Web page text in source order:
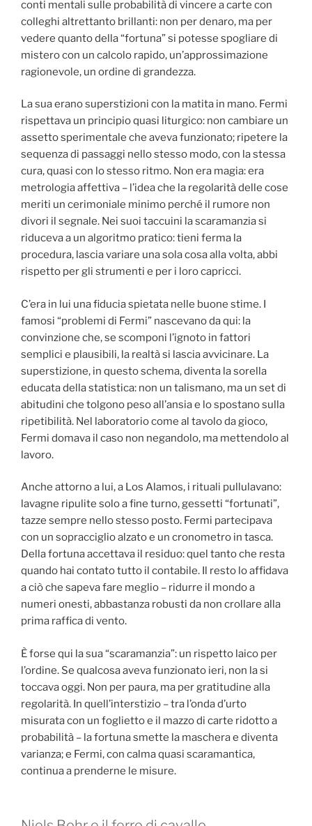
conti mentali sulle probabilità di vincere a carte con
colleghi altrettanto brillanti: non per denaro, ma per
vedere quanto della “fortuna” si potesse spogliare di
mistero con un calcolo rapido, un’approssimazione
ragionevole, un ordine di grandezza.
La sua erano superstizioni con la matita in mano. Fermi
rispettava un principio quasi liturgico: non cambiare un
assetto sperimentale che aveva funzionato; ripetere la
sequenza di passaggi nello stesso modo, con la stessa
cura, quasi con lo stesso ritmo. Non era magia: era
metrologia affettiva – l’idea che la regolarità delle cose
meriti un cerimoniale minimo perché il rumore non
divori il segnale. Nei suoi taccuini la scaramanzia si
riduceva a un algoritmo pratico: tieni ferma la
procedura, lascia variare una sola cosa alla volta, abbi
rispetto per gli strumenti e per i loro capricci.
C’era in lui una fiducia spietata nelle buone stime. I
famosi “problemi di Fermi” nascevano da qui: la
convinzione che, se scomponi l’ignoto in fattori
semplici e plausibili, la realtà si lascia avvicinare. La
superstizione, in questo schema, diventa la sorella
educata della statistica: non un talismano, ma un set di
abitudini che tolgono peso all’ansia e lo spostano sulla
ripetibilità. Nel laboratorio come al tavolo da gioco,
Fermi domava il caso non negandolo, ma mettendolo al
lavoro.
Anche attorno a lui, a Los Alamos, i rituali pullulavano:
lavagne ripulite solo a fine turno, gessetti “fortunati”,
tazze sempre nello stesso posto. Fermi partecipava
con un sopracciglio alzato e un cronometro in tasca.
Della fortuna accettava il residuo: quel tanto che resta
quando hai contato tutto il contabile. Il resto lo affidava
a ciò che sapeva fare meglio – ridurre il mondo a
numeri onesti, abbastanza robusti da non crollare alla
prima raffica di vento.
È forse qui la sua “scaramanzia”: un rispetto laico per
l’ordine. Se qualcosa aveva funzionato ieri, non la si
toccava oggi. Non per paura, ma per gratitudine alla
regolarità. In quell’interstizio – tra l’onda d’urto
misurata con un foglietto e il mazzo di carte ridotto a
probabilità – la fortuna smette la maschera e diventa
varianza; e Fermi, con calma quasi scaramantica,
continua a prenderne le misure.